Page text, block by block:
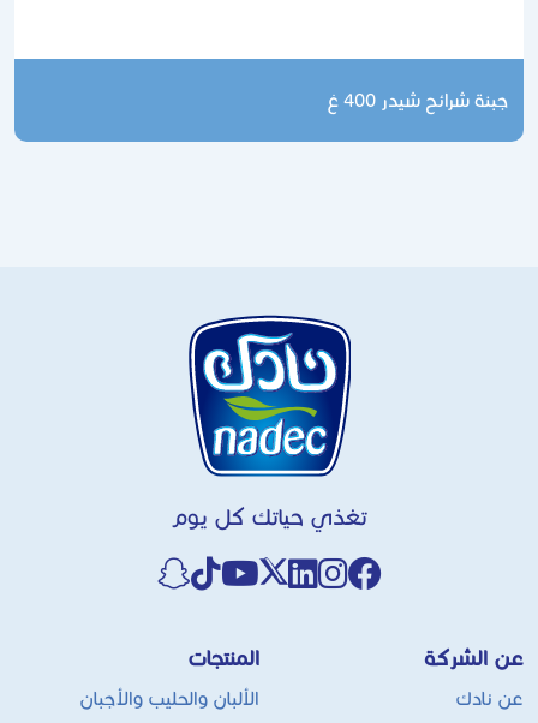
شرائح شيدر 400 غ
تغذي حياتك كل يوم
الشركة المنتجات
الألبان والحليب والأجبان